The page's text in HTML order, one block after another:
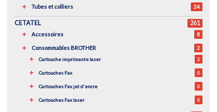
Tubes et colliers 24
CETATEL 261
Accessoires 8
Consommables BROTHER 2
Cartouche imprimante laser 2
Cartouches Fax 0
Cartouches Fax jet d'encre 0
Cartouches Fax laser 0